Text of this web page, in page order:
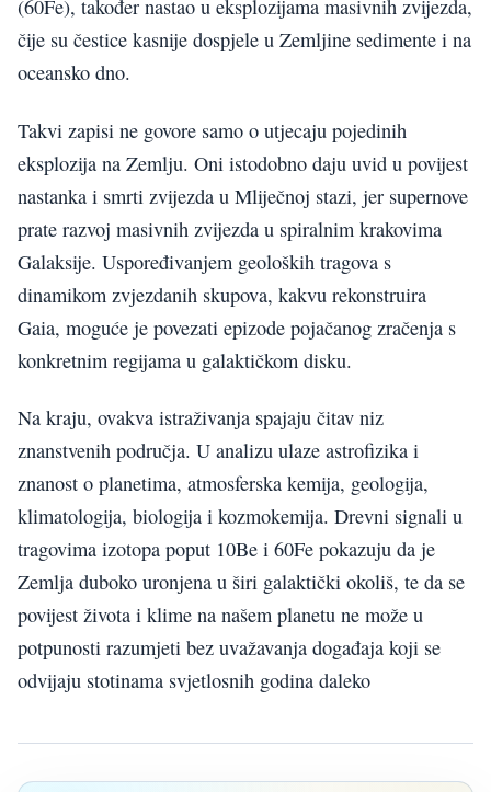
(60Fe), također nastao u eksplozijama masivnih zvijezda,
čije su čestice kasnije dospjele u Zemljine sedimente i na
oceansko dno.
Takvi zapisi ne govore samo o utjecaju pojedinih
eksplozija na Zemlju. Oni istodobno daju uvid u povijest
nastanka i smrti zvijezda u Mliječnoj stazi, jer supernove
prate razvoj masivnih zvijezda u spiralnim krakovima
Galaksije. Uspoređivanjem geoloških tragova s
dinamikom zvjezdanih skupova, kakvu rekonstruira
Gaia, moguće je povezati epizode pojačanog zračenja s
konkretnim regijama u galaktičkom disku.
Na kraju, ovakva istraživanja spajaju čitav niz
znanstvenih područja. U analizu ulaze astrofizika i
znanost o planetima, atmosferska kemija, geologija,
klimatologija, biologija i kozmokemija. Drevni signali u
tragovima izotopa poput 10Be i 60Fe pokazuju da je
Zemlja duboko uronjena u širi galaktički okoliš, te da se
povijest života i klime na našem planetu ne može u
potpunosti razumjeti bez uvažavanja događaja koji se
odvijaju stotinama svjetlosnih godina daleko